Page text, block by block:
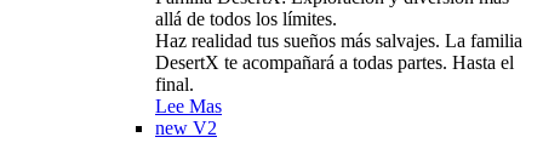
allá de todos los límites.
Haz realidad tus sueños más salvajes. La familia
DesertX te acompañará a todas partes. Hasta el
final.
Lee Mas
new V2